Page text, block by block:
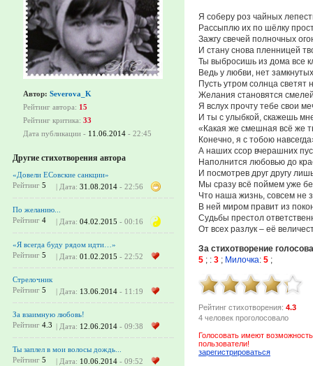
Автор: Severova_K
Рейтинг автора: 15
Рейтинг критика: 33
Дата публикации - 11.06.2014 - 22:45
Другие стихотворения автора
«Довели ЕСовские санкции»
Рейтинг 5 | Дата: 31.08.2014 - 22:56
По желанию...
Рейтинг 4 | Дата: 04.02.2015 - 00:16
«Я всегда буду рядом идти…»
Рейтинг 5 | Дата: 01.02.2015 - 22:52
Стрелочник
Рейтинг 5 | Дата: 13.06.2014 - 11:19
За взаимную любовь!
Рейтинг 4.3 | Дата: 12.06.2014 - 09:38
Ты заплел в мои волосы дождь...
Рейтинг 5 | Дата: 10.06.2014 - 09:52
Я соберу роз чайных
Рассыплю их по шёлку
Зажгу свечей полночных
И стану снова пленницей
Ты выбросишь из дома все
Ведь у любви, нет
Пусть утром солнца светят
Желания становятся
Я вслух прочту тебе свои
И ты с улыбкой, скажешь
«Какая же смешная всё же
Конечно, я с тобою
А наших ссор вчерашних
Наполнится любовью до
И посмотрев друг другу
Мы сразу всё поймем уже
Что наша жизнь, совсем не
В ней миром правит из
Судьбы престол
От всех разлук – её
За стихотворение
5 ; : 3 ; Милочка: 5 ;
Рейтинг стихотворения: 4.3
4 человек проголосовало
Голосовать имеют
пользователи!
зарегистрироваться